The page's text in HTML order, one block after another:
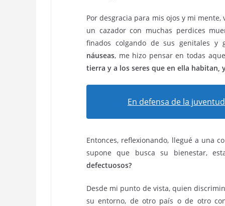
Por desgracia para mis ojos y mi
un cazador con muchas perdices
finados colgando de sus genitales y
náuseas, me hizo pensar en todas
tierra y a los seres que en ella habitan,
En defensa de la
Entonces, reflexionando, llegué a una
supone que busca su bienestar,
defectuosos?
Desde mi punto de vista, quien
su entorno, de otro país o de otro